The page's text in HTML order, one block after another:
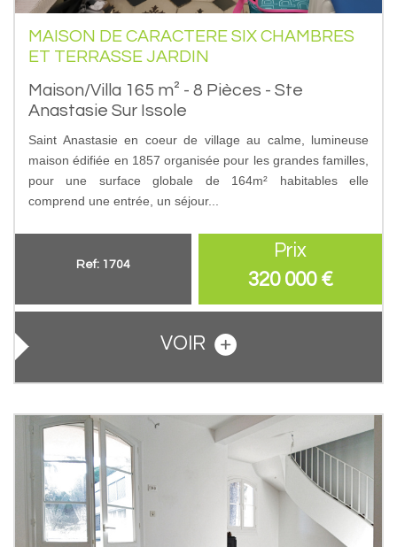
MAISON DE CARACTERE SIX CHAMBRES
ET TERRASSE JARDIN
Maison/Villa 165 m² - 8 Pièces - Ste
Anastasie Sur Issole
Saint Anastasie en coeur de village au calme, lumineuse
maison édifiée en 1857 organisée pour les grandes familles,
pour une surface globale de 164m² habitables elle
comprend une entrée, un séjour...
Ref: 1704
Prix
320 000 €
VOIR